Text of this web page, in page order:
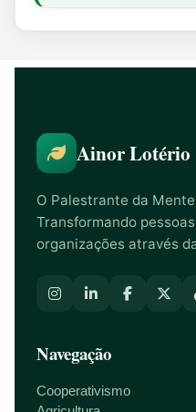
Ainor Lotério
O Palestrante da
Transformando
organizações através
Navegação
Cooperativismo